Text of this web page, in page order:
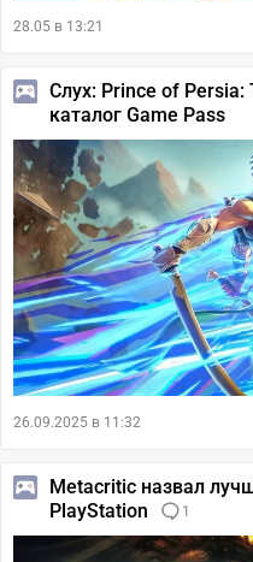
28.05 в 13:21
Слух: Prince of Persia:
каталог Game Pass
26.09.2025 в 11:32
Metacritic назвал
PlayStation
1